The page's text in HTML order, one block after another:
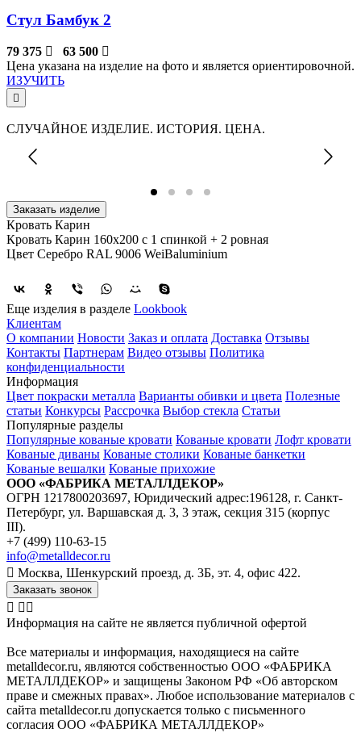
Стул Бамбук 2
79 375
63 500
Цена указана на изделие на фото и является ориентировочной.
ИЗУЧИТЬ
СЛУЧАЙНОЕ ИЗДЕЛИЕ. ИСТОРИЯ. ЦЕНА.
Заказать изделие
Кровать Карин
Кровать Карин 160х200 с 1 спинкой + 2 ровная
Цвет Серебро RAL 9006 WeiBaluminium
Еще изделия в разделе Lookbook
Клиентам
О компании Новости Заказ и оплата Доставка Отзывы
Контакты Партнерам Видео отзывы Политика
конфиденциальности
Информация
Цвет покраски металла Варианты обивки и цвета Полезные
статьи Конкурсы Рассрочка Выбор стекла Статьи
Популярные разделы
Популярные кованые кровати Кованые кровати Лофт кровати
Кованые диваны Кованые столики Кованые банкетки
Кованые вешалки Кованые прихожие
ООО «ФАБРИКА МЕТАЛЛДЕКОР»
ОГРН 1217800203697, Юридический адрес:196128, г. Санкт-
Петербург, ул. Варшавская д. 3, 3 этаж, секция 315 (корпус
III).
+7 (499) 110-63-15
info@metalldecor.ru
Москва, Шенкурский проезд, д. 3Б, эт. 4, офис 422.
Заказать звонок
Информация на сайте не является публичной офертой
Все материалы и информация, находящиеся на сайте
metalldecor.ru, являются собственностью ООО «ФАБРИКА
МЕТАЛЛДЕКОР» и защищены Законом РФ «Об авторском
праве и смежных правах». Любое использование материалов с
сайта metalldecor.ru допускается только с письменного
согласия ООО «ФАБРИКА МЕТАЛЛДЕКОР»